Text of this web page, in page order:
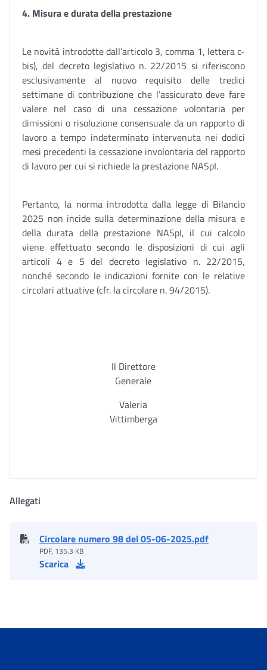
4. Misura e durata della prestazione
Le novità introdotte dall’articolo 3, comma 1, lettera c-
bis), del decreto legislativo n. 22/2015 si riferiscono
esclusivamente al nuovo requisito delle tredici
settimane di contribuzione che l’assicurato deve fare
valere nel caso di una cessazione volontaria per
dimissioni o risoluzione consensuale da un rapporto di
lavoro a tempo indeterminato intervenuta nei dodici
mesi precedenti la cessazione involontaria del rapporto
di lavoro per cui si richiede la prestazione NASpI.
Pertanto, la norma introdotta dalla legge di Bilancio
2025 non incide sulla determinazione della misura e
della durata della prestazione NASpI, il cui calcolo
viene effettuato secondo le disposizioni di cui agli
articoli 4 e 5 del decreto legislativo n. 22/2015,
nonché secondo le indicazioni fornite con le relative
circolari attuative (cfr. la circolare n. 94/2015).
Il Direttore
Generale
Valeria
Vittimberga
Allegati
Circolare numero 98 del 05-06-2025.pdf
PDF, 135.3 KB
Scarica